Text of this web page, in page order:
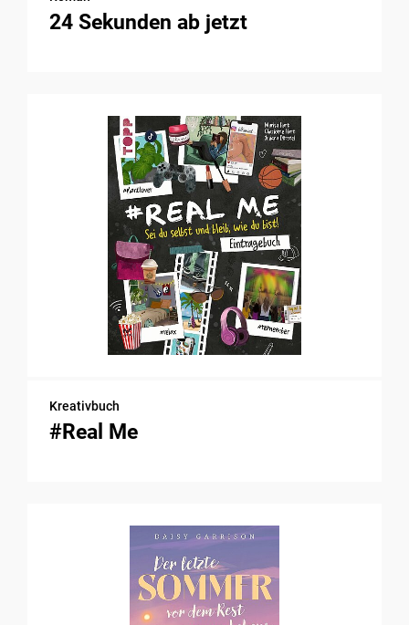
24 Sekunden ab jetzt
Kreativbuch
#Real Me